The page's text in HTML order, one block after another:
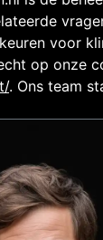
voor
op onze
. Ons team